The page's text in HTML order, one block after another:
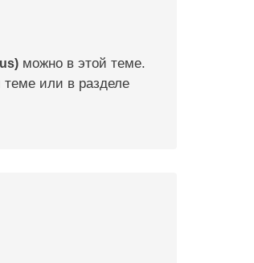
можно в этой теме.
или в разделе